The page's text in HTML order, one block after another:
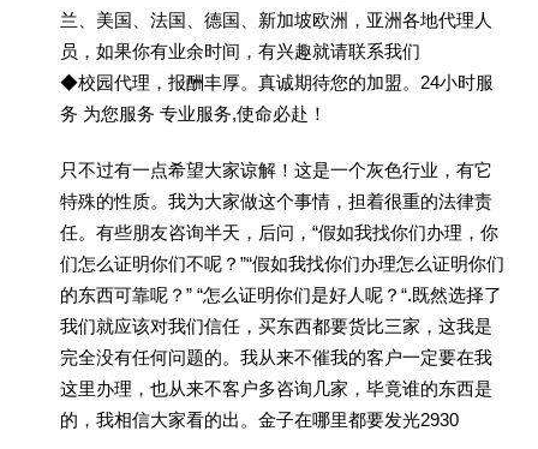
兰、美国、法国、德国、新加坡欧洲，亚洲各地代理人
员，如果你有业余时间，有兴趣就请联系我们
◆校园代理，报酬丰厚。真诚期待您的加盟。24小时服
务 为您服务 专业服务,使命必赴！
只不过有一点希望大家谅解！这是一个灰色行业，有它
特殊的性质。我为大家做这个事情，担着很重的法律责
任。有些朋友咨询半天，后问，“假如我找你们办理，你
们怎么证明你们不呢？”“假如我找你们办理怎么证明你们
的东西可靠呢？” “怎么证明你们是好人呢？“.既然选择了
我们就应该对我们信任，买东西都要货比三家，这我是
完全没有任何问题的。我从来不催我的客户一定要在我
这里办理，也从来不客户多咨询几家，毕竟谁的东西是
的，我相信大家看的出。金子在哪里都要发光2930